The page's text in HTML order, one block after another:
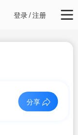
登录/注册
分享